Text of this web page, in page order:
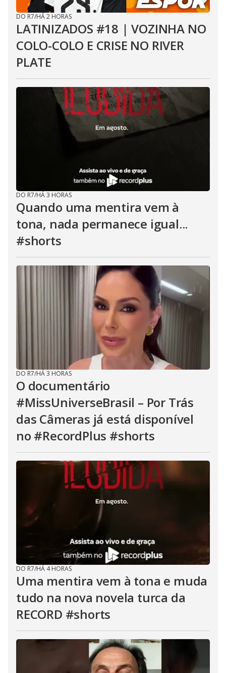
DO R7/HÁ 2 HORAS
LATINIZADOS #18 | VOZINHA NO
COLO-COLO E CRISE NO RIVER
PLATE
DO R7/HÁ 3 HORAS
Quando uma mentira vem à
tona, nada permanece igual...
#shorts
DO R7/HÁ 3 HORAS
O documentário
#MissUniverseBrasil – Por Trás
das Câmeras já está disponível
no #RecordPlus #shorts
DO R7/HÁ 4 HORAS
Uma mentira vem à tona e muda
tudo na nova novela turca da
RECORD #shorts